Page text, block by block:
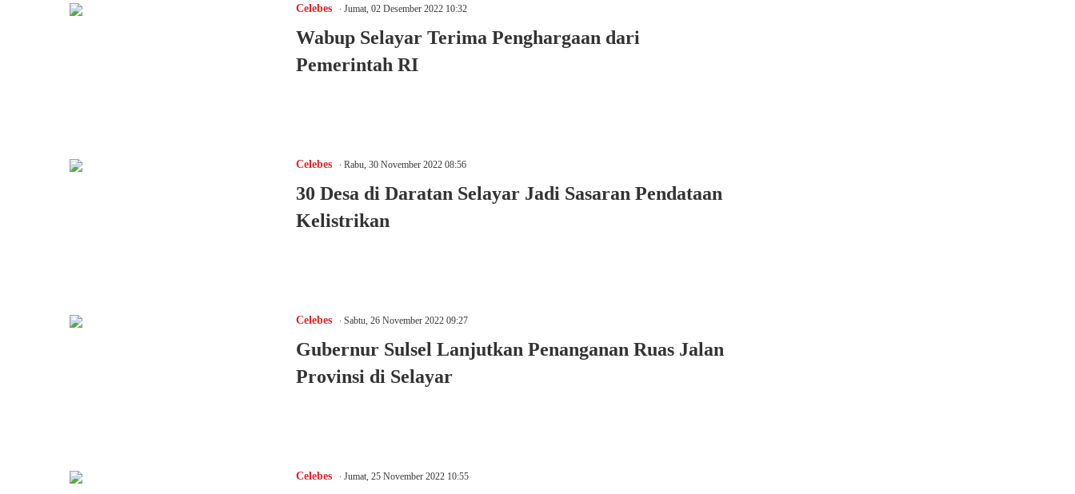
Celebes . Jumat, 02 Desember 2022 10:32
Wabup Selayar Terima Penghargaan dari
Pemerintah RI
Celebes . Rabu, 30 November 2022 08:56
30 Desa di Daratan Selayar Jadi Sasaran Pendataan
Kelistrikan
Celebes . Sabtu, 26 November 2022 09:27
Gubernur Sulsel Lanjutkan Penanganan Ruas Jalan
Provinsi di Selayar
Celebes . Jumat, 25 November 2022 10:55